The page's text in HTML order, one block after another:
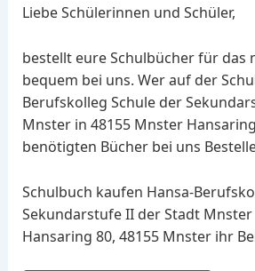
Liebe Schülerinnen und Schüler,
bestellt eure Schulbücher für das
bequem bei uns. Wer auf der
Berufskolleg Schule der
Mnster in 48155 Mnster
benötigten Bücher bei uns
Schulbuch kaufen Hansa-
Sekundarstufe II der Stadt Mnster
Hansaring 80, 48155 Mnster ihr